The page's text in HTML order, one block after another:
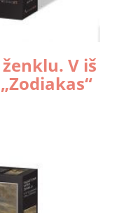
V iš